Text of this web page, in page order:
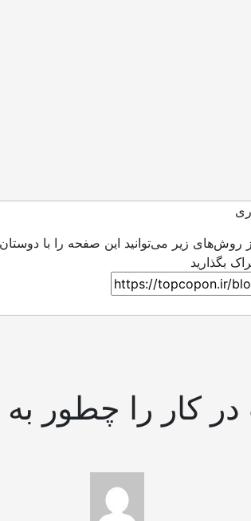
روش‌های زیر می‌توانید این صفحه را با دوستان
در کار را چطور